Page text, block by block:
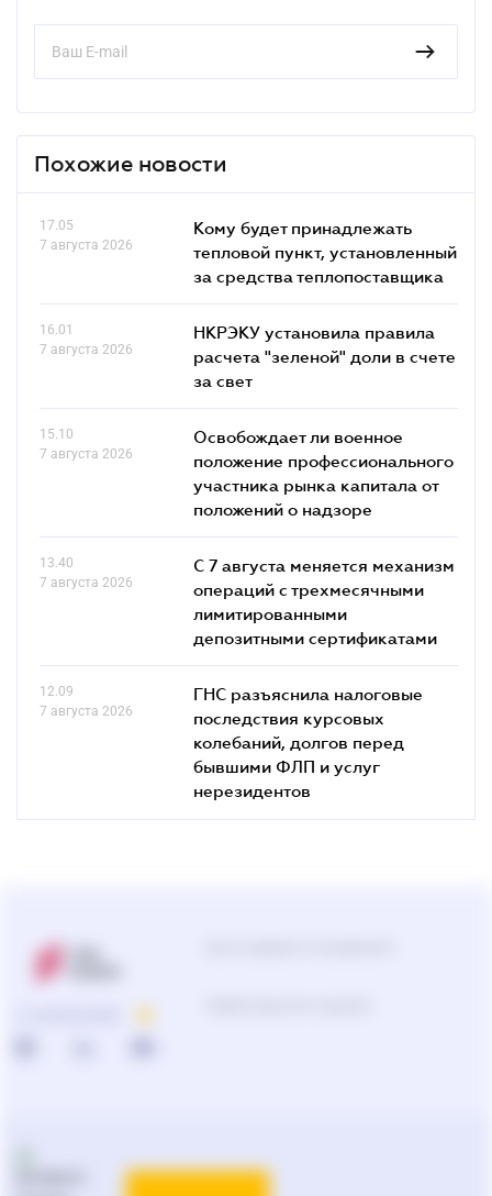
Похожие новости
17.05
7 августа 2026
Кому будет принадлежать
тепловой пункт, установленный
за средства теплопоставщика
16.01
7 августа 2026
НКРЭКУ установила правила
расчета "зеленой" доли в счете
за свет
15.10
7 августа 2026
Освобождает ли военное
положение профессионального
участника рынка капитала от
положений о надзоре
13.40
7 августа 2026
С 7 августа меняется механизм
операций с трехмесячными
лимитированными
депозитными сертификатами
12.09
7 августа 2026
ГНС разъяснила налоговые
последствия курсовых
колебаний, долгов перед
бывшими ФЛП и услуг
нерезидентов
Реклама и PR
наligazakon.net